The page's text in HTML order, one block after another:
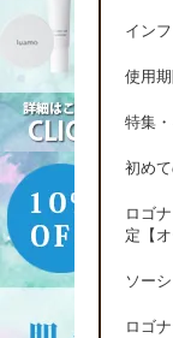
イン
使用
特集
初め
ロゴ
定【
ソー
ロゴ